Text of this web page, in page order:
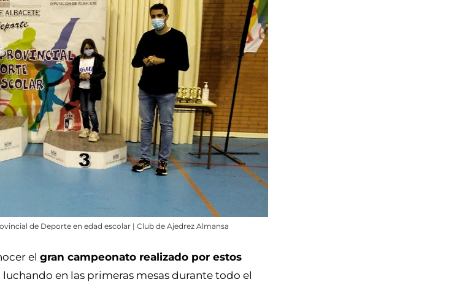
de Deporte en edad escolar | Club de Ajedrez Almansa
el gran campeonato realizado por estos
en las primeras mesas durante todo el